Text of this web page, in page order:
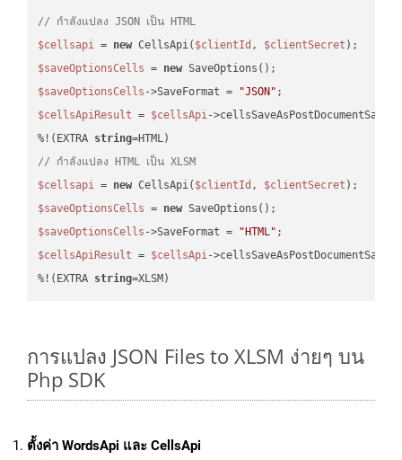
// กำลังแปลง JSON เป็น HTML
$cellsapi = new CellsApi( $clientId , $clientSecret
$saveOptionsCells = new
$saveOptionsCells ->SaveFormat = "JSON"
$cellsApiResult = $cellsApi-
%!(EXTRA string
// กำลังแปลง HTML เป็น XLSM
$cellsapi = new CellsApi( $clientId , $clientSecret
$saveOptionsCells = new
$saveOptionsCells ->SaveFormat = "HTML"
$cellsApiResult = $cellsApi-
%!(EXTRA string=XLSM)
การแปลง JSON Files to XLSM ง่ายๆ บน
Php SDK
ตั้งค่า WordsApi และ CellsApi